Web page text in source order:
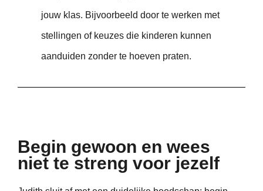
jouw klas. Bijvoorbeeld door te werken met
stellingen of keuzes die kinderen kunnen
aanduiden zonder te hoeven praten.
Begin gewoon en wees
niet te streng voor jezelf